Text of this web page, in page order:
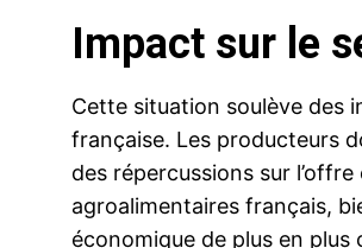
Impact sur le
Cette situation soulève des
française. Les producteurs
des répercussions sur
agroalimentaires français,
économique de plus en plus